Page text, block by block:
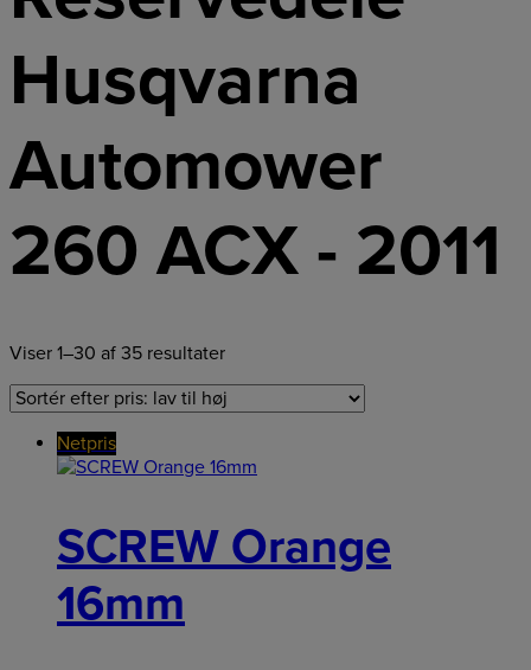
Husqvarna
Automower
260 ACX - 2011
Viser 1–30 af 35 resultater
Netpris
SCREW Orange
16mm